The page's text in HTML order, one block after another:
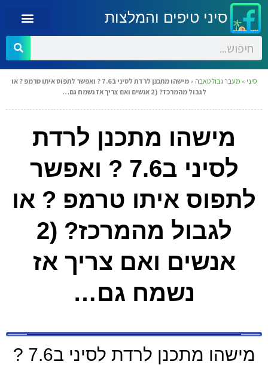
סיני טיפים והמלצות
סיני » מעבר גבול טאבה »
מישהו מתכנן לרדת לסיני ב7.6 ? ואפשר לתפוס איתו טרמפ ? או
לגבול מהמרכז? (2 אנשים ואם צריך אז נשמח גם…
מישהו מתכנן לרדת
לסיני ב7.6 ? ואפשר
לתפוס איתו טרמפ ? או
לגבול מהמרכז? (2
אנשים ואם צריך אז
נשמח גם…
מישהו מתכנן לרדת לסיני ב7.6 ?